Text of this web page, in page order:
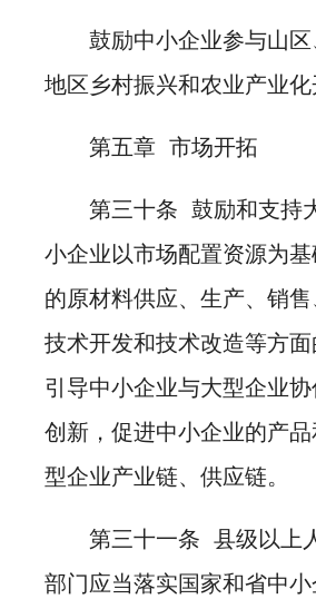
鼓励中小企业参与山
地区乡村振兴和农业产业化
第五章 市场开拓
第三十条 鼓励和支持
小企业以市场配置资源为
的原材料供应、生产、销售
技术开发和技术改造等方面
引导中小企业与大型企业
创新，促进中小企业的产
型企业产业链、供应链。
第三十一条 县级以上
部门应当落实国家和省中